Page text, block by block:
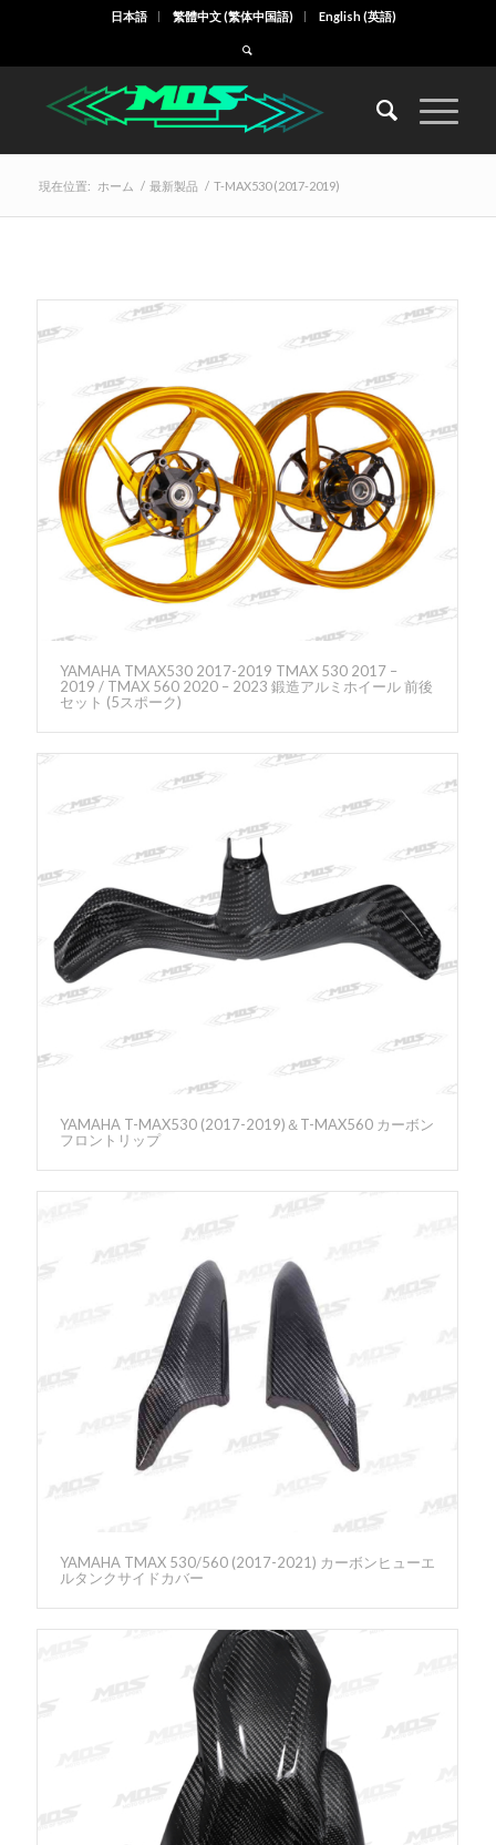
日本語 繁體中文(繁体中国語) English(英語)
現在位置: ホーム / 最新製品 / T-MAX530 (2017-2019)
YAMAHA TMAX530 2017-2019 TMAX 530 2017 –
2019 / TMAX 560 2020 – 2023 鍛造アルミホイール 前後
セット (5スポーク)
YAMAHA T-MAX530 (2017-2019)＆T-MAX560 カーボン
フロントリップ
YAMAHA TMAX 530/560 (2017-2021) カーボンヒューエ
ルタンクサイドカバー